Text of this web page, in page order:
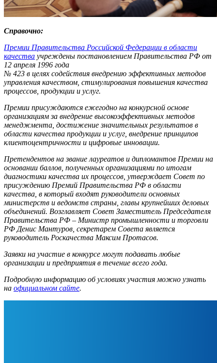
Справочно:
Премии Правительства Российской Федерации в области
качества учреждены постановлением Правительства РФ от
12 апреля 1996 года
№ 423 в целях содействия внедрению эффективных методов
управления качеством, стимулирования повышения качества
процессов, продукции и услуг.
Премии присуждаются ежегодно на конкурсной основе
организациям за внедрение высокоэффективных методов
менеджмента, достижение значительных результатов в
области качества продукции и услуг, внедрение принципов
клиентоцентричности и цифровые инновации.
Претендентов на звание лауреатов и дипломантов Премии на
основании баллов, полученных организациями по итогам
диагностики качества их процессов, утверждает Совет по
присуждению Премий Правительства РФ в области
качества, в который входят руководители основных
министерств и ведомств страны, главы крупнейших деловых
объединений. Возглавляет Совет Заместитель Председателя
Правительства РФ – Министр промышленности и торговли
РФ Денис Мантуров, секретарем Совета является
руководитель Роскачества Максим Протасов.
Заявки на участие в конкурсе могут подавать любые
организации и предприятия в течение всего года.
Подробную информацию об условиях участия можно узнать
на официальном сайте.